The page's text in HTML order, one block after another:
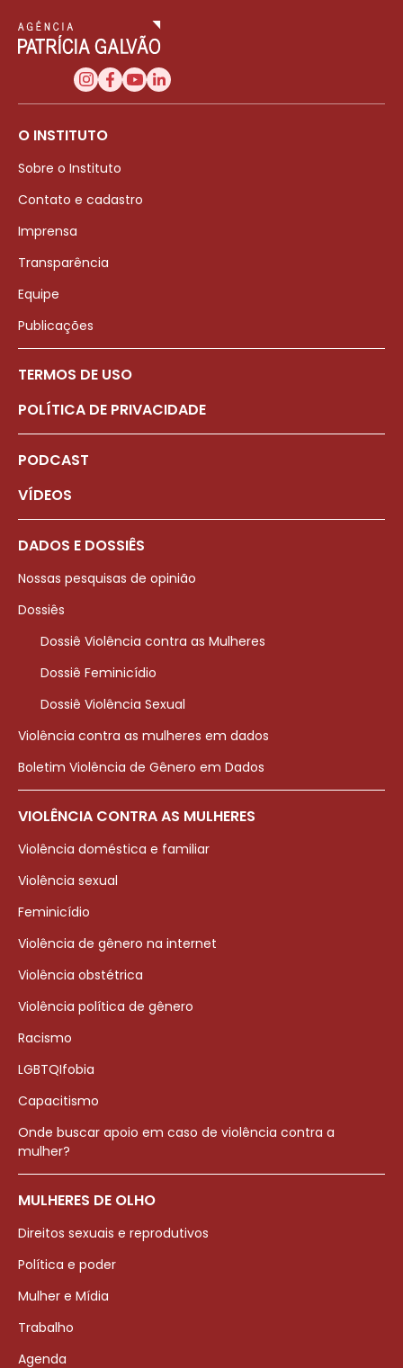
O INSTITUTO
Sobre o Instituto
Contato e cadastro
Imprensa
Transparência
Equipe
Publicações
TERMOS DE USO
POLÍTICA DE PRIVACIDADE
PODCAST
VÍDEOS
DADOS E DOSSIÊS
Nossas pesquisas de opinião
Dossiês
Dossiê Violência contra as Mulheres
Dossiê Feminicídio
Dossiê Violência Sexual
Violência contra as mulheres em dados
Boletim Violência de Gênero em Dados
VIOLÊNCIA CONTRA AS MULHERES
Violência doméstica e familiar
Violência sexual
Feminicídio
Violência de gênero na internet
Violência obstétrica
Violência política de gênero
Racismo
LGBTQIfobia
Capacitismo
Onde buscar apoio em caso de violência contra a
mulher?
MULHERES DE OLHO
Direitos sexuais e reprodutivos
Política e poder
Mulher e Mídia
Trabalho
Agenda